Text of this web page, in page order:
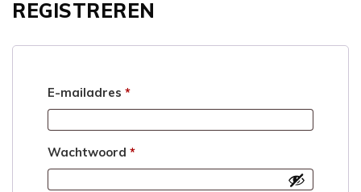
REGISTREREN
E-mailadres *Vereist
Wachtwoord *Vereist